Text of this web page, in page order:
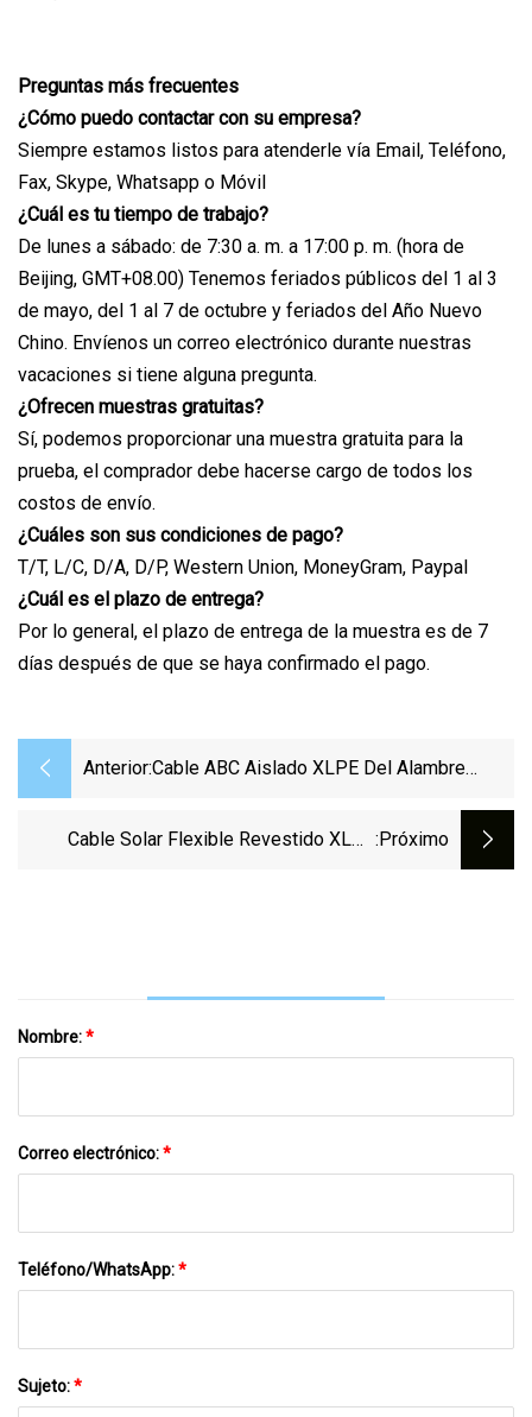
Preguntas más frecuentes
¿Cómo puedo contactar con su empresa?
Siempre estamos listos para atenderle vía Email, Teléfono,
Fax, Skype, Whatsapp o Móvil
¿Cuál es tu tiempo de trabajo?
De lunes a sábado: de 7:30 a. m. a 17:00 p. m. (hora de
Beijing, GMT+08.00) Tenemos feriados públicos del 1 al 3
de mayo, del 1 al 7 de octubre y feriados del Año Nuevo
Chino. Envíenos un correo electrónico durante nuestras
vacaciones si tiene alguna pregunta.
¿Ofrecen muestras gratuitas?
Sí, podemos proporcionar una muestra gratuita para la
prueba, el comprador debe hacerse cargo de todos los
costos de envío.
¿Cuáles son sus condiciones de pago?
T/T, L/C, D/A, D/P, Western Union, MoneyGram, Paypal
¿Cuál es el plazo de entrega?
Por lo general, el plazo de entrega de la muestra es de 7
días después de que se haya confirmado el pago.
Anterior:Cable ABC Aislado XLPE Del Alambre
Estándar 1*16 Del GB
Cable Solar Flexible Revestido XLPE :próximo
Nombre:*
Correo electrónico:*
Teléfono/WhatsApp:*
Sujeto:*